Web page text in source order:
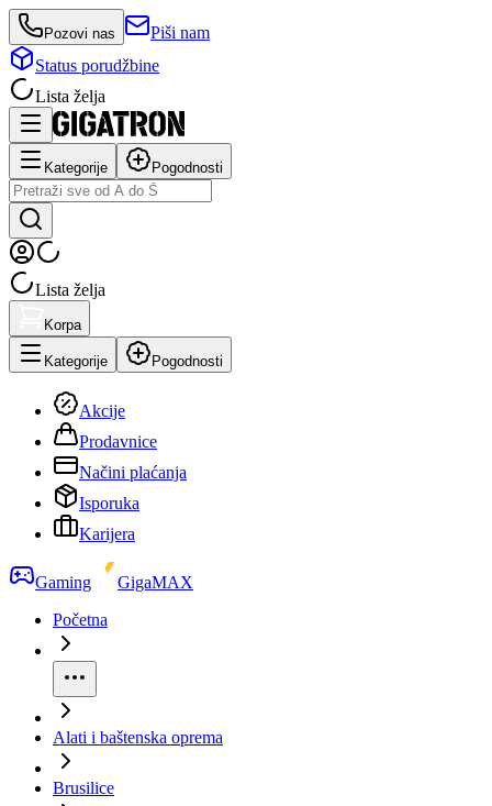
Pozovi nas
Piši nam
Status porudžbine
Lista želja
Kategorije Pogodnosti
Lista želja
Korpa
Kategorije Pogodnosti
Akcije
Prodavnice
Načini plaćanja
Isporuka
Karijera
Gaming
GigaMAX
Početna
Alati i baštenska oprema
Brusilice